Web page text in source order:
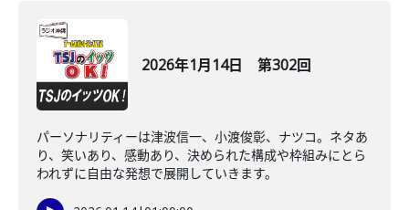
2026年1月14日 第302回
パーソナリティーは津波信一、小渡俊彰、ナツコ。ネタあ
り、笑いあり、感動あり、決められた構成や枠組みにとら
われずに自由な発想で展開していきます。